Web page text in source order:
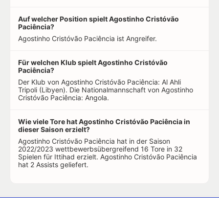
Auf welcher Position spielt Agostinho Cristóvão
Paciência?
Agostinho Cristóvão Paciência ist Angreifer.
Für welchen Klub spielt Agostinho Cristóvão
Paciência?
Der Klub von Agostinho Cristóvão Paciência: Al Ahli
Tripoli (Libyen). Die Nationalmannschaft von Agostinho
Cristóvão Paciência: Angola.
Wie viele Tore hat Agostinho Cristóvão Paciência in
dieser Saison erzielt?
Agostinho Cristóvão Paciência hat in der Saison
2022/2023 wettbewerbsübergreifend 16 Tore in 32
Spielen für Ittihad erzielt. Agostinho Cristóvão Paciência
hat 2 Assists geliefert.